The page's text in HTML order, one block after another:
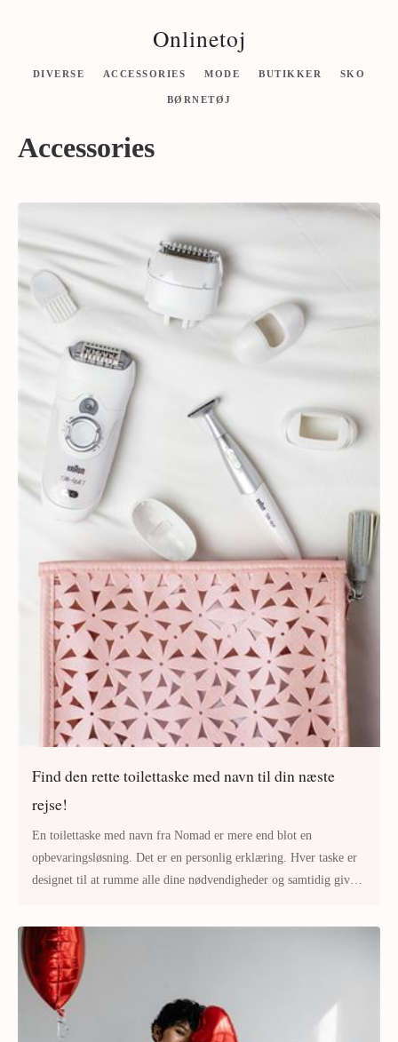
Onlinetoj
DIVERSE ACCESSORIES MODE BUTIKKER SKO
BØRNETØJ
Accessories
Find den rette toilettaske med navn til din næste
rejse!
En toilettaske med navn fra Nomad er mere end blot en
opbevaringsløsning. Det er en personlig erklæring. Hver taske er
designet til at rumme alle dine nødvendigheder og samtidig give